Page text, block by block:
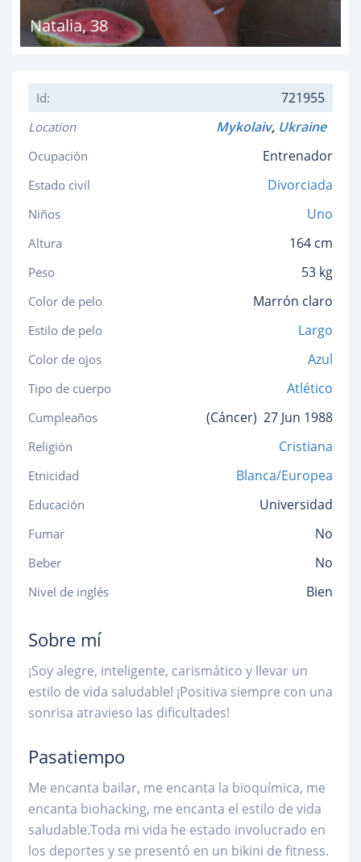
Natalia,38
Id: 721955
Location Mykolaiv, Ukraine
Ocupación Entrenador
Estado civil Divorciada
Niños Uno
Altura 164 cm
Peso 53 kg
Color de pelo Marrón claro
Estilo de pelo Largo
Color de ojos Azul
Tipo de cuerpo Atlético
Cumpleaños (Cáncer) 27 Jun 1988
Religión Cristiana
Etnicidad Blanca/Europea
Educación Universidad
Fumar No
Beber No
Nivel de inglés Bien
Sobre mí
¡Soy alegre, inteligente, carismático y llevar un
estilo de vida saludable! ¡Positiva siempre con una
sonrisa atravieso las dificultades!
Pasatiempo
Me encanta bailar, me encanta la bioquímica, me
encanta biohacking, me encanta el estilo de vida
saludable.Toda mi vida he estado involucrado en
los deportes y se presentó en un bikini de fitness.